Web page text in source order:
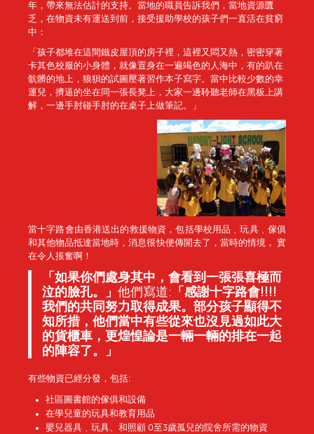
年，帶來無法估計的支持。當地的職員告訴我們，當地資源匱
乏，在物資未有運送到前，接受援助學校的孩子們一直活在貧窮
中：
「孩子都堆在這間鐵皮屋頂的房子裡，這裡又悶又熱，密密穿著
卡其色校服的小身體，就像置身在一遍竭色的人海中，有的趴在
骯髒的地上，狼狽的試圖壓著習作本子寫字。當中比較少數的幸
運兒，擠逼的坐在同一張長凳上，大家一邊聆聽老師在黑板上講
解，一邊手肘碰手肘的在桌子上做筆記。」
當十字路會由香港送出的救援物資，包括學校用品﹑玩具﹑傢俱
和其他物品抵達當地時，消息很快便傳開去了，當時的情境， 實
在令人掁奮啊！
「 如果你們處身其中，會看到一張張喜極而
泣的臉孔。」 他們寫道: 「感謝十字路會!!!!
我們的共同努力取得成果。部分孩子顯得不
知所措，他們當中有些從來也沒見過如此大
的貨櫃車， 更煌惶論是一輛一輛的排在一起
的陣容了。」
有些物資已經分發，包括:
社區圖書館的傢俱和設備
在學兒童的玩具和教育用品
嬰兒器具﹑玩具、和照顧 0至3歲孤兒的院舍所需的物資